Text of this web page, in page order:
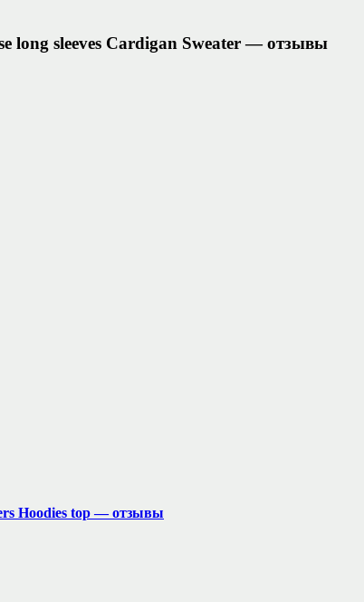
long sleeves Cardigan Sweater — отзывы
Hoodies top — отзывы